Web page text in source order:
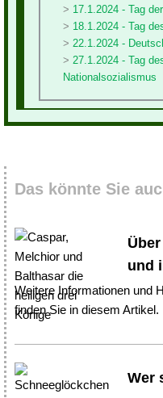
17.1.2024 - Tag
18.1.2024 - Tag
22.1.2024 -
27.1.2024 - Tag
Nationalsozialismus
Das könnte Sie
und
Weitere Informationen und
finden Sie in diesem Artikel.
Wer